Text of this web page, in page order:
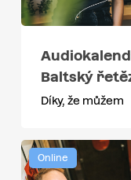
Baltský
Díky, že můžem
Online